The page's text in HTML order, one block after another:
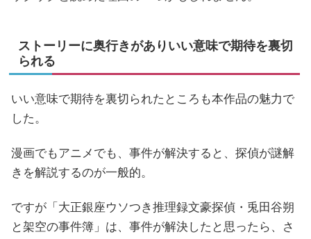
ストーリーに奥行きがありいい意味で期待を裏切
られる
いい意味で期待を裏切られたところも本作品の魅力で
した。
漫画でもアニメでも、事件が解決すると、探偵が謎解
きを解説するのが一般的。
ですが「大正銀座ウソつき推理録文豪探偵・兎田谷朔
と架空の事件簿」は、事件が解決したと思ったら、さ